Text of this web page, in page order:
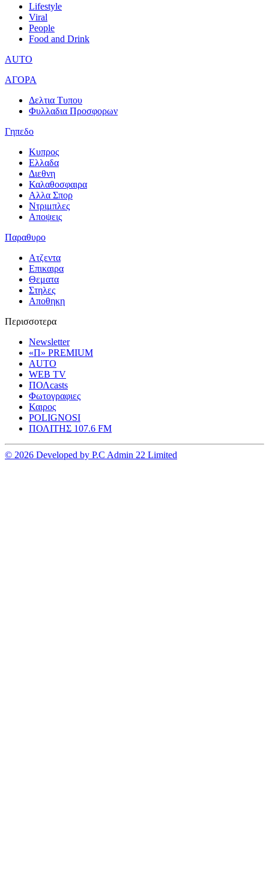
Lifestyle
Viral
People
Food and Drink
AUTO
ΑΓΟΡΑ
Δελτια Τυπου
Φυλλαδια Προσφορων
Γηπεδο
Κυπρος
Ελλαδα
Διεθνη
Καλαθοσφαιρα
Αλλα Σπορ
Ντριμπλες
Αποψεις
Παραθυρο
Ατζεντα
Επικαιρα
Θεματα
Στηλες
Αποθηκη
Περισσοτερα
Newsletter
«Π» PREMIUM
AUTO
WEB TV
ΠΟΛcasts
Φωτογραφιες
Καιρος
POLIGNOSI
ΠΟΛΙΤΗΣ 107.6 FM
© 2026 Developed by P.C Admin 22 Limited